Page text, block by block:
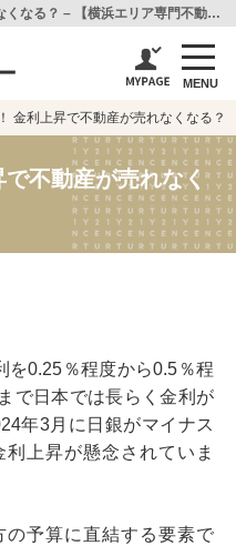
再びの利上げ！ 金利上昇で不動産が売れなくなる？ – 【横浜エリア専門不動産売却査定センター】センチュリー21アイ建設
MENU
金利上昇で不動産が売れなくなる？
不動産が売れなく
を0.25％程度から0.5％程
で日本では長らく金利が
年3月に日銀がマイナス
上昇が懸念されていま
予算に直結する要素で